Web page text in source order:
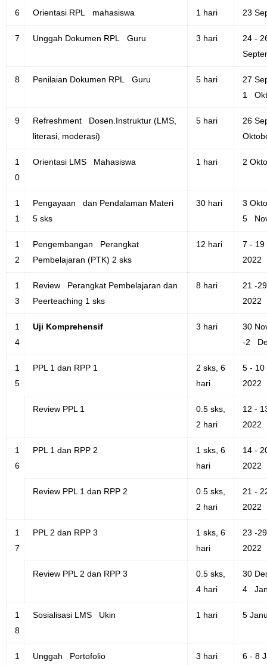
6 Orientasi RPL mahasiswa 1 hari 23
7 Unggah Dokumen RPL Guru 3 hari
24 -
8 Penilaian Dokumen RPL Guru 5 hari
27
1
9
Refreshment Dosen.Instruktur (LMS,
literasi, moderasi)
5 hari
26
1
0
Orientasi LMS Mahasiswa 1 hari 2
1
1
Pengayaan dan Pendalaman Materi
5 sks
30 hari
3
5
1
2
Pengembangan Perangkat
Pembelajaran (PTK) 2 sks
12 hari
7 - 19
2022
1
3
Review Perangkat Pembelajaran dan
Peerteaching 1 sks
8 hari
21 -
2022
1
4
Uji Komprehensif 3 hari
30
-2
1
5
PPL 1 dan RPP 1
2 sks, 6
hari
5 - 10
2022
Review PPL 1
0.5 sks,
2 hari
12 -
2022
1
6
PPL 1 dan RPP 2
1 sks, 6
hari
14 -
2022
Review PPL 1 dan RPP 2
0.5 sks,
2 hari
21 -
2022
1
7
PPL 2 dan RPP 3
1 sks, 6
hari
23 -
2022
Review PPL 2 dan RPP 3
0.5 sks,
4 hari
30
4
1
8
Sosialisasi LMS Ukin 1 hari 5
1
Unggah Portofolio 3 hari 6 - 8